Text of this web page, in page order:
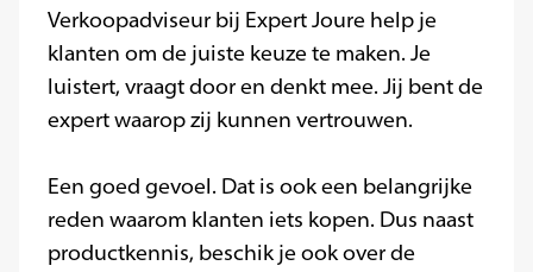
Verkoopadviseur bij Expert Joure help je
klanten om de juiste keuze te maken. Je
luistert, vraagt door en denkt mee. Jij bent de
expert waarop zij kunnen vertrouwen.
Een goed gevoel. Dat is ook een belangrijke
reden waarom klanten iets kopen. Dus naast
productkennis, beschik je ook over de